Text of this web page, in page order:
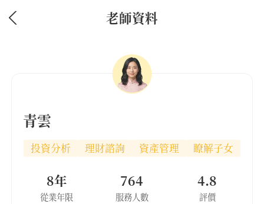
老師資料
青雲
投資分析 理財諮詢 資產管理 瞭解子女
從業年限
8年
服務人數
764
評價
4.8